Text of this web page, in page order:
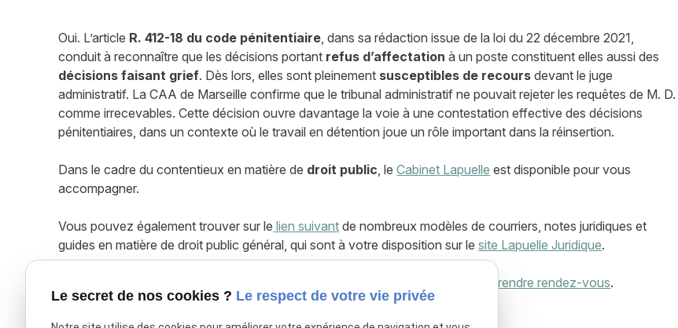
Oui. L’article R. 412-18 du code pénitentiaire , dans sa rédaction issue de la loi du 22 décembre 2021,
conduit à reconnaître que les décisions portant refus d’affectation à un poste constituent elles aussi des
décisions faisant grief. Dès lors, elles sont pleinement susceptibles de recours devant le juge
administratif. La CAA de Marseille confirme que le tribunal administratif ne pouvait rejeter les requêtes de M. D.
comme irrecevables. Cette décision ouvre davantage la voie à une contestation effective des décisions
pénitentiaires, dans un contexte où le travail en détention joue un rôle important dans la réinsertion.
Dans le cadre du contentieux en matière de droit public , leCabinet Lapuelle est disponible pour vous
accompagner.
Vous pouvez également trouver sur le lien suivant de nombreux modèles de courriers, notes juridiques et
guides en matière de droit public général, qui sont à votre disposition sur lesite Lapuelle Juridique.
prendre rendez-vous.
Le secret de nos cookies ? Le respect de votre vie privée